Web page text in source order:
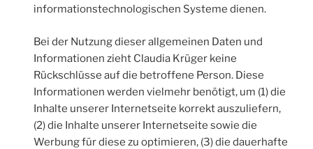
informationstechnologischen Systeme dienen.
Bei der Nutzung dieser allgemeinen Daten und
Informationen zieht Claudia Krüger keine
Rückschlüsse auf die betroffene Person. Diese
Informationen werden vielmehr benötigt, um (1) die
Inhalte unserer Internetseite korrekt auszuliefern,
(2) die Inhalte unserer Internetseite sowie die
Werbung für diese zu optimieren, (3) die dauerhafte